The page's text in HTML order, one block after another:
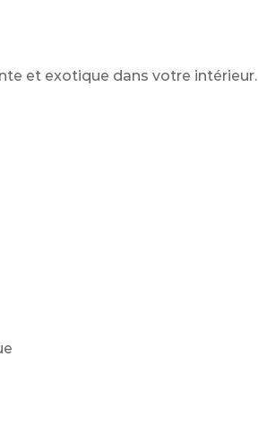
et exotique dans votre intérieur.